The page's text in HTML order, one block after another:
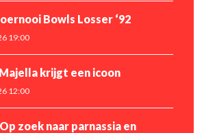
Bowls Losser ‘92
19:00
krijgt een icoon
12:00
zoek naar parnassia en